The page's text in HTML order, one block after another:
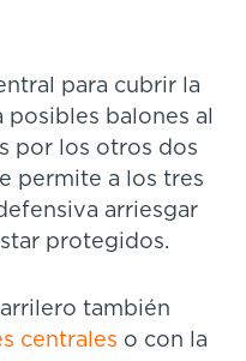
para cubrir la
posibles balones al
por los otros dos
permite a los tres
arriesgar
protegidos.
también
centrales o con la